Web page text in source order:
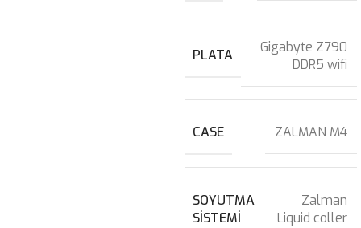
PLATA
Gigabyte Z790
DDR5 wifi
CASE ZALMAN M4
SOYUTMA
SISTEMI
Zalman
Liquid coller